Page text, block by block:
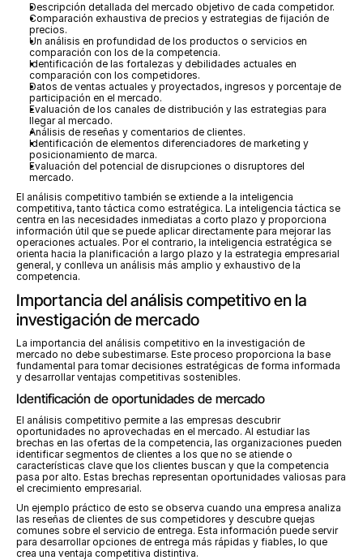
Descripción detallada del mercado objetivo de cada competidor.
Comparación exhaustiva de precios y estrategias de fijación de
precios.
Un análisis en profundidad de los productos o servicios en
comparación con los de la competencia.
Identificación de las fortalezas y debilidades actuales en
comparación con los competidores.
Datos de ventas actuales y proyectados, ingresos y porcentaje de
participación en el mercado.
Evaluación de los canales de distribución y las estrategias para
llegar al mercado.
Análisis de reseñas y comentarios de clientes.
Identificación de elementos diferenciadores de marketing y
posicionamiento de marca.
Evaluación del potencial de disrupciones o disruptores del
mercado.
El análisis competitivo también se extiende a la inteligencia
competitiva, tanto táctica como estratégica. La inteligencia táctica se
centra en las necesidades inmediatas a corto plazo y proporciona
información útil que se puede aplicar directamente para mejorar las
operaciones actuales. Por el contrario, la inteligencia estratégica se
orienta hacia la planificación a largo plazo y la estrategia empresarial
general, y conlleva un análisis más amplio y exhaustivo de la
competencia.
Importancia del análisis competitivo en la
investigación de mercado
La importancia del análisis competitivo en la investigación de
mercado no debe subestimarse. Este proceso proporciona la base
fundamental para tomar decisiones estratégicas de forma informada
y desarrollar ventajas competitivas sostenibles.
Identificación de oportunidades de mercado
El análisis competitivo permite a las empresas descubrir
oportunidades no aprovechadas en el mercado. Al estudiar las
brechas en las ofertas de la competencia, las organizaciones pueden
identificar segmentos de clientes a los que no se atiende o
características clave que los clientes buscan y que la competencia
pasa por alto. Estas brechas representan oportunidades valiosas para
el crecimiento empresarial.
Un ejemplo práctico de esto se observa cuando una empresa analiza
las reseñas de clientes de sus competidores y descubre quejas
comunes sobre el servicio de entrega. Esta información puede servir
para desarrollar opciones de entrega más rápidas y fiables, lo que
crea una ventaja competitiva distintiva.